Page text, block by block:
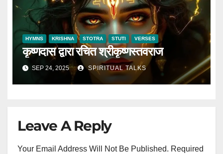
HYMNS KRISHNA STOTRA STUTI VERSES
कृष्णदास द्वारा रचित श्रीकृष्णस्तवराज
SEP 24, 2025 SPIRITUAL TALKS
Leave A Reply
Your Email Address Will Not Be Published. Required